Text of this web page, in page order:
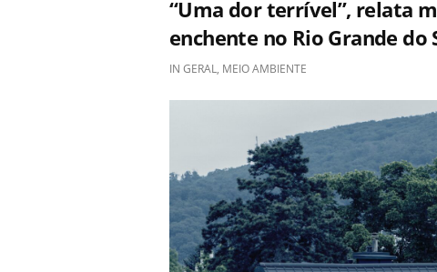
“Uma dor terrível”, relata
enchente no Rio Grande do
IN GERAL, MEIO AMBIENTE